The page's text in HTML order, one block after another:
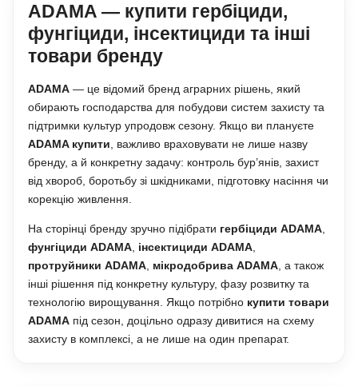
ADAMA — купити гербіциди,
фунгіциди, інсектициди та інші
товари бренду
ADAMA — це відомий бренд аграрних рішень, який
обирають господарства для побудови систем захисту та
підтримки культур упродовж сезону. Якщо ви плануєте
ADAMA купити, важливо враховувати не лише назву
бренду, а й конкретну задачу: контроль бур’янів, захист
від хвороб, боротьбу зі шкідниками, підготовку насіння чи
корекцію живлення.
На сторінці бренду зручно підібрати гербіциди ADAMA,
фунгіциди ADAMA, інсектициди ADAMA,
протруйники ADAMA, мікродобрива ADAMA, а також
інші рішення під конкретну культуру, фазу розвитку та
технологію вирощування. Якщо потрібно купити товари
ADAMA під сезон, доцільно одразу дивитися на схему
захисту в комплексі, а не лише на один препарат.